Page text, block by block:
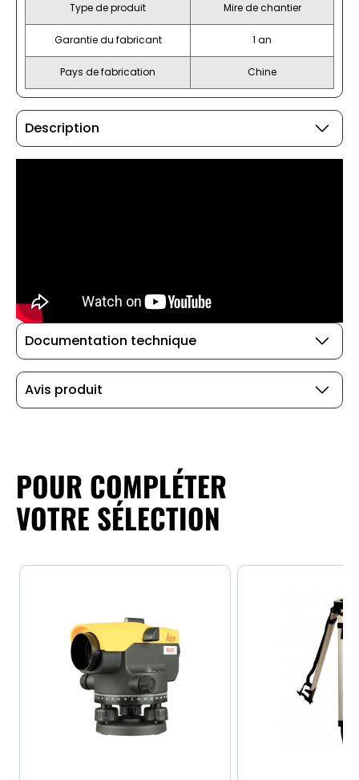
Type de produit Mire de chantier
Garantie du fabricant 1 an
Pays de fabrication Chine
Description
Documentation technique
Avis produit
POUR COMPLÉTER
VOTRE SÉLECTION